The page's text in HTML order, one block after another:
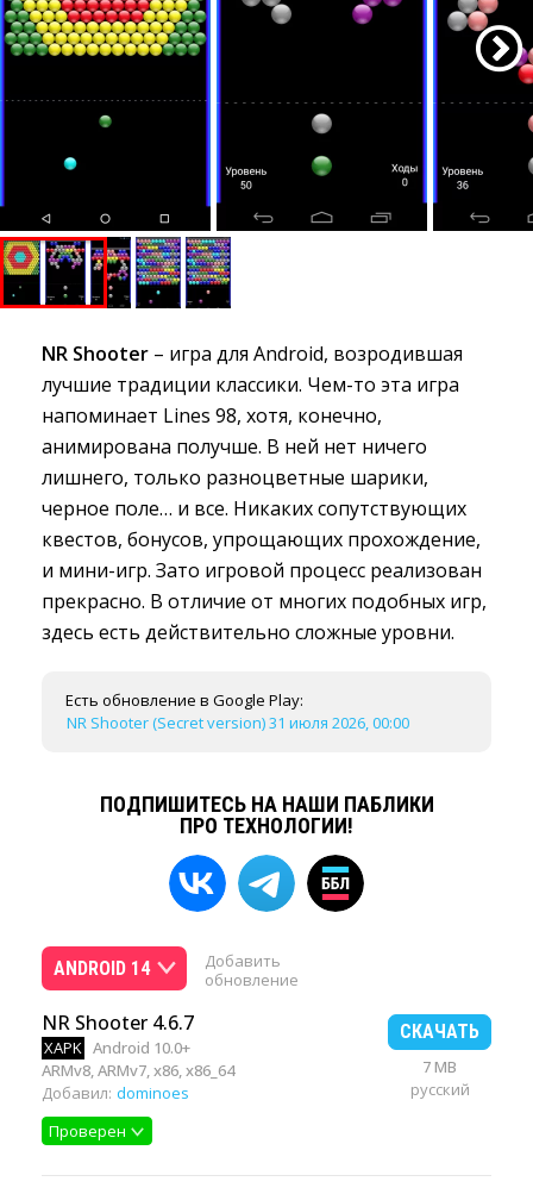
NR Shooter – игра для Android, возродившая
лучшие традиции классики. Чем-то эта игра
напоминает Lines 98, хотя, конечно,
анимирована получше. В ней нет ничего
лишнего, только разноцветные шарики,
черное поле… и все. Никаких сопутствующих
квестов, бонусов, упрощающих прохождение,
и мини-игр. Зато игровой процесс реализован
прекрасно. В отличие от многих подобных игр,
здесь есть действительно сложные уровни.
Есть обновление в Google Play:
NR Shooter (Secret version) 31 июля 2026, 00:00
ПОДПИШИТЕСЬ НА НАШИ ПАБЛИКИ
ПРО ТЕХНОЛОГИИ!
ANDROID 14
Добавить
обновление
NR Shooter 4.6.7
XAPK Android 10.0+
ARMv8, ARMv7, x86, x86_64
Добавил: dominoes
Проверен
СКАЧАТЬ
7 MB
русский